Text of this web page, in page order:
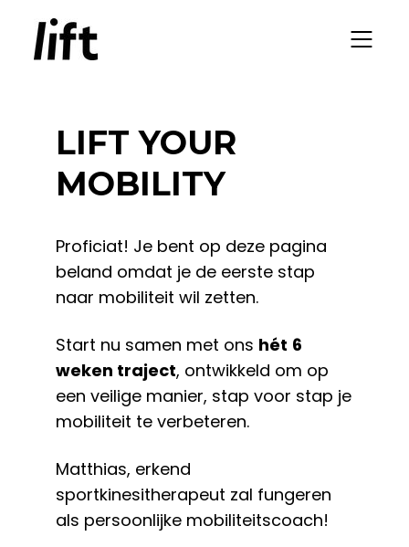
LIFT YOUR
MOBILITY
Proficiat! Je bent op deze pagina
beland omdat je de eerste stap
naar mobiliteit wil zetten.
Start nu samen met ons hét 6
weken traject, ontwikkeld om op
een veilige manier, stap voor stap je
mobiliteit te verbeteren.
Matthias, erkend
sportkinesitherapeut zal fungeren
als persoonlijke mobiliteitscoach!